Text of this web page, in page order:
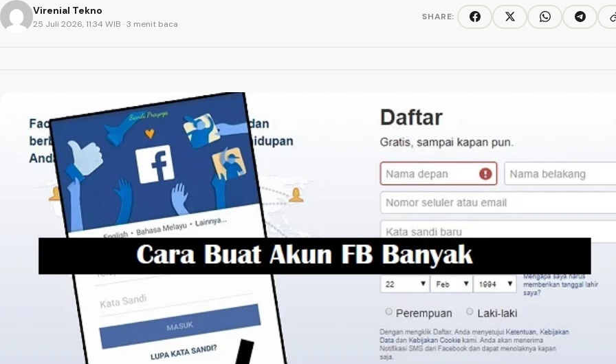
Virenial Tekno
25 Juli 2026, 11:34 WIB · 3 menit baca
SHARE: FacebookTwitter/XWhatsAppTelegram